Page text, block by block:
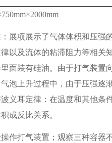
750mm×2000mm
展项展示了气体体积和压强
以及流体的粘滞阻力等相关
面装有硅油。由于打气装置
泡上升过程中，由于压强逐
义耳定律：在温度和其他条
成反比关系。
作打气装置；观察三种容器